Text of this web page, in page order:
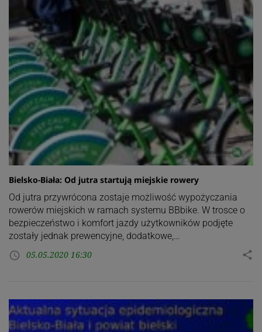
Bielsko-Biała: Od jutra startują miejskie rowery
Od jutra przywrócona zostaje możliwość wypożyczania
rowerów miejskich w ramach systemu BBbike. W trosce o
bezpieczeństwo i komfort jazdy użytkowników podjęte
zostały jednak prewencyjne, dodatkowe,…
access_time 05.05.2020 16:30 share